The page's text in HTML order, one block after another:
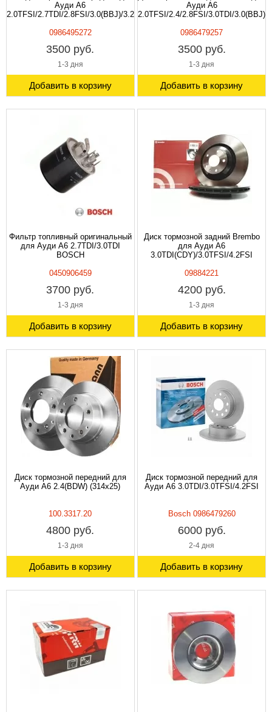
Ауди A6
2.0TFSI/2.7TDI/2.8FSI/3.0(BBJ)/3.2FSI
0986495272
3500 руб.
1-3 дня
Добавить в корзину
Ауди A6
2.0TFSI/2.4/2.8FSI/3.0TDI/3.0(BBJ)/
0986479257
3500 руб.
1-3 дня
Добавить в корзину
Фильтр топливный оригинальный
для Ауди A6 2.7TDI/3.0TDI
BOSCH
0450906459
3700 руб.
1-3 дня
Добавить в корзину
Диск тормозной задний Brembo
для Ауди A6
3.0TDI(CDY)/3.0TFSI/4.2FSI
09884221
4200 руб.
1-3 дня
Добавить в корзину
Диск тормозной передний для
Ауди A6 2.4(BDW) (314x25)
100.3317.20
4800 руб.
1-3 дня
Добавить в корзину
Диск тормозной передний для
Ауди A6 3.0TDI/3.0TFSI/4.2FSI
Bosch 0986479260
6000 руб.
2-4 дня
Добавить в корзину